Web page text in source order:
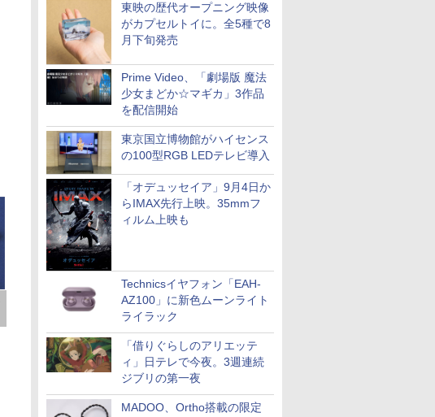
東映の歴代オープニング映像
がカプセルトイに。全5種で8
月下旬発売
Prime Video、「劇場版 魔法
少女まどか☆マギカ」3作品
を配信開始
東京国立博物館がハイセンス
の100型RGB LEDテレビ導入
「オデュッセイア」9月4日か
らIMAX先行上映。35mmフ
ィルム上映も
Technicsイヤフォン「EAH-
AZ100」に新色ムーンライト
ライラック
「借りぐらしのアリエッテ
ィ」日テレで今夜。3週連続
ジブリの第一夜
MADOO、Ortho搭載の限定